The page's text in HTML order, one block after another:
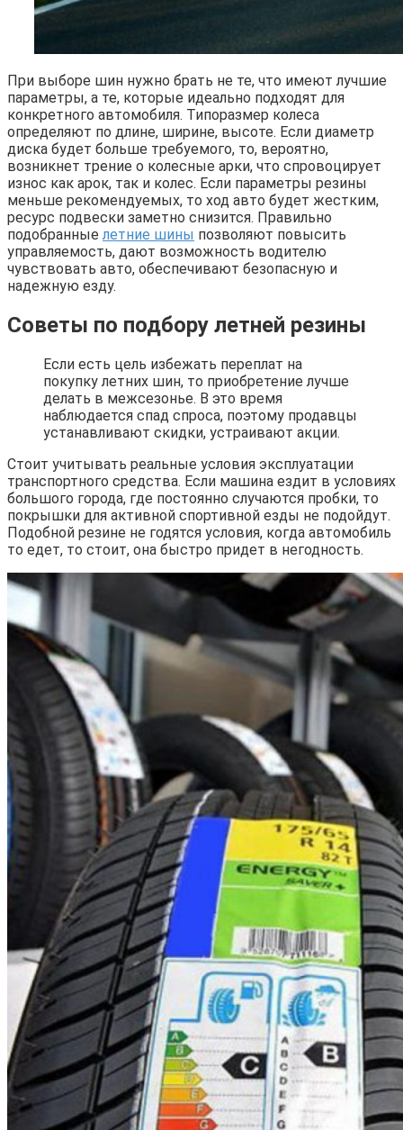
При выборе шин нужно брать не те, что имеют лучшие
параметры, а те, которые идеально подходят для
конкретного автомобиля. Типоразмер колеса
определяют по длине, ширине, высоте. Если диаметр
диска будет больше требуемого, то, вероятно,
возникнет трение о колесные арки, что спровоцирует
износ как арок, так и колес. Если параметры резины
меньше рекомендуемых, то ход авто будет жестким,
ресурс подвески заметно снизится. Правильно
подобранныелетние шины позволяют повысить
управляемость, дают возможность водителю
чувствовать авто, обеспечивают безопасную и
надежную езду.
Советы по подбору летней резины
Если есть цель избежать переплат на
покупку летних шин, то приобретение лучше
делать в межсезонье. В это время
наблюдается спад спроса, поэтому продавцы
устанавливают скидки, устраивают акции.
Стоит учитывать реальные условия эксплуатации
транспортного средства. Если машина ездит в условиях
большого города, где постоянно случаются пробки, то
покрышки для активной спортивной езды не подойдут.
Подобной резине не годятся условия, когда автомобиль
то едет, то стоит, она быстро придет в негодность.